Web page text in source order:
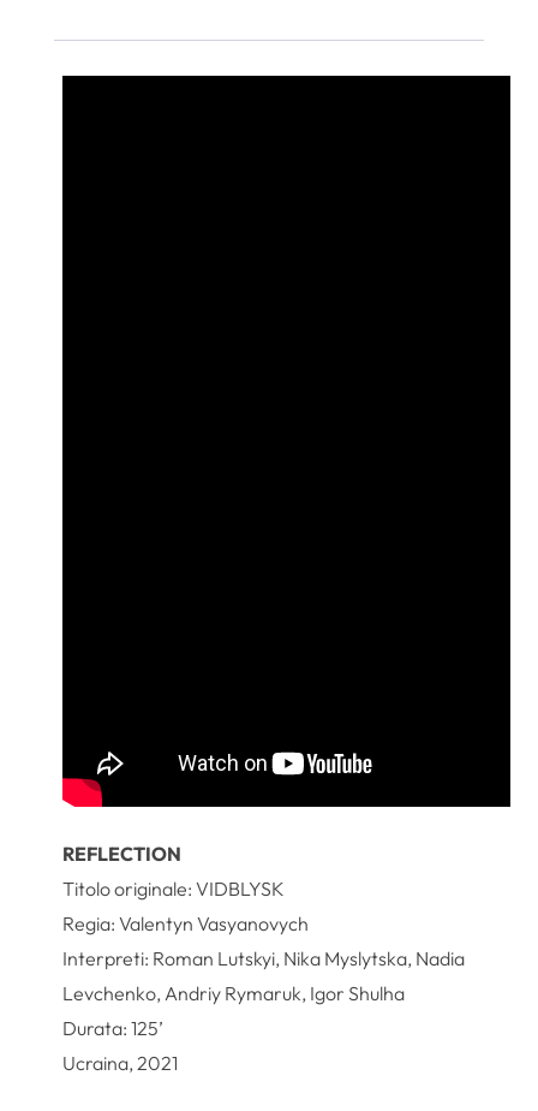
REFLECTION
Titolo originale: VIDBLYSK
Regia: Valentyn Vasyanovych
Interpreti: Roman Lutskyi, Nika Myslytska, Nadia
Levchenko, Andriy Rymaruk, Igor Shulha
Durata: 125’
Ucraina, 2021